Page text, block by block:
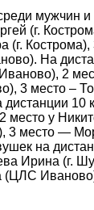
мужчин
(г.
Кострома),
На
2
3 место –
10
место у
3 место —
на
Ирина (г.
(ЦЛС